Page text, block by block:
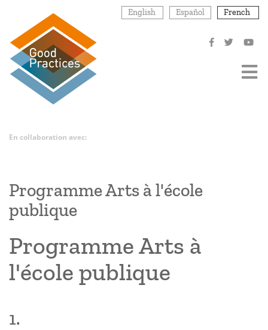
contenu
principal
English Español French
En collaboration avec:
Programme Arts à l'école
publique
Programme Arts à
l'école publique
1.